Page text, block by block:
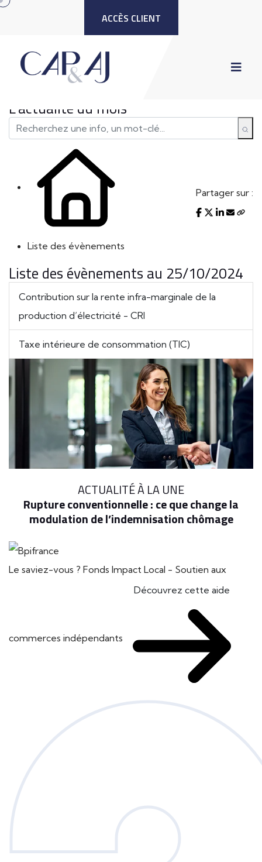
ACCÈS CLIENT
L'actualité du mois
Liste des évènements
Partager sur :
Liste des évènements au 25/10/2024
Contribution sur la rente infra-marginale de la
production d’électricité - CRI
Taxe intérieure de consommation (TIC)
ACTUALITÉ À LA UNE
Rupture conventionnelle : ce que change la
modulation de l’indemnisation chômage
Le saviez-vous ? Fonds Impact Local - Soutien aux
commerces indépendants
Découvrez cette aide